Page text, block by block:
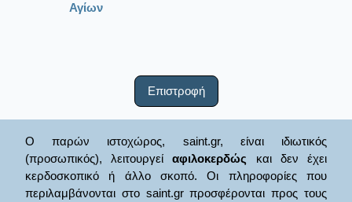
Αγίων
Επιστροφή
Ο παρών ιστοχώρος, saint.gr, είναι ιδιωτικός
(προσωπικός), λειτουργείαφιλοκερδώς και δεν έχει
κερδοσκοπικό ή άλλο σκοπό. Οι πληροφορίες που
περιλαμβάνονται στο saint.gr προσφέρονται προς τους